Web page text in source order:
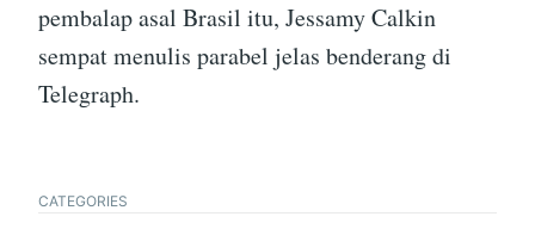
pembalap asal Brasil itu, Jessamy Calkin
sempat menulis parabel jelas benderang di
Telegraph.
CATEGORIES